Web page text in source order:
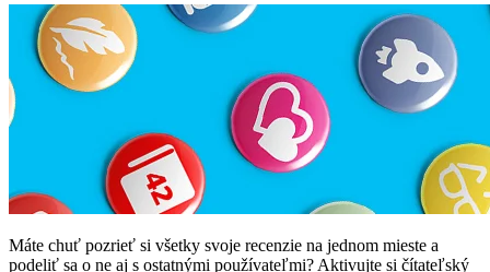
Máte chuť pozrieť si všetky svoje recenzie na jednom mieste a
podeliť sa o ne aj s ostatnými používateľmi? Aktivujte si čítateľský